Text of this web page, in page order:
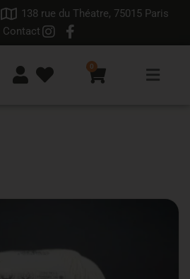
138 rue du Théatre, 75015 Paris
Contact
0